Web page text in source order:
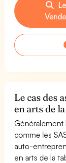
Le cas des
en arts de
Généralement
comme les
auto-
en arts de la